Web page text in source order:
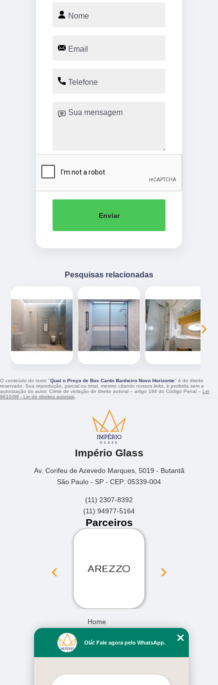
Enviar
Pesquisas relacionadas
‹ ›
O conteúdo do texto "Qual o Preço de Box Canto Banheiro Novo Horizonte" é de direito
reservado. Sua reprodução, parcial ou total, mesmo citando nossos links, é proibida sem a
autorização do autor. Crime de violação de direito autoral – artigo 184 do Código Penal – Lei
9610/98 - Lei de direitos autorais
Império Glass
Av. Corifeu de Azevedo Marques, 5019 - Butantã
São Paulo - SP - CEP: 05339-004
(11) 2307-8392
(11) 94977-5164
Parceiros
‹ ›
Home
Missão
Olá! Fale agora pelo WhatsApp.